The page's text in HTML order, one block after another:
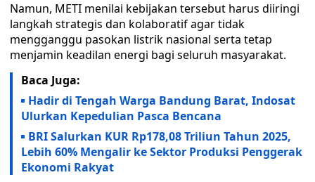
Namun, METI menilai kebijakan tersebut harus diiringi
langkah strategis dan kolaboratif agar tidak
mengganggu pasokan listrik nasional serta tetap
menjamin keadilan energi bagi seluruh masyarakat.
Baca Juga:
Hadir di Tengah Warga Bandung Barat, Indosat
Ulurkan Kepedulian Pasca Bencana
BRI Salurkan KUR Rp178,08 Triliun Tahun 2025,
Lebih 60% Mengalir ke Sektor Produksi Penggerak
Ekonomi Rakyat